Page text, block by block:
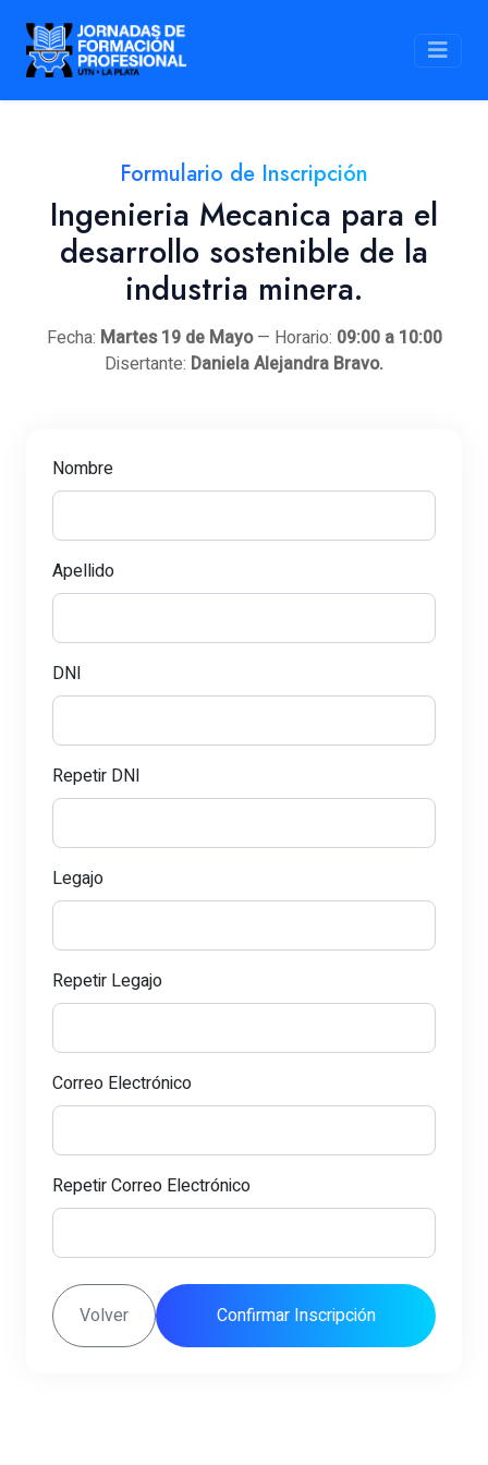
Formulario de Inscripción
Ingenieria Mecanica para el
desarrollo sostenible de la
industria minera.
Fecha: Martes 19 de Mayo— Horario: 09:00 a 10:00
Disertante: Daniela Alejandra Bravo.
Nombre
Apellido
DNI
Repetir DNI
Legajo
Repetir Legajo
Correo Electrónico
Repetir Correo Electrónico
Volver Confirmar Inscripción